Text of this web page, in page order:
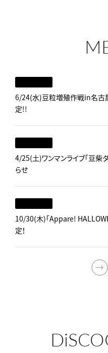
6/24(水)豆粒増殖作戦in名
定!!
4/25(土)ワンマンライブ「豆柴
らせ
10/30(木)「Appare!
定！